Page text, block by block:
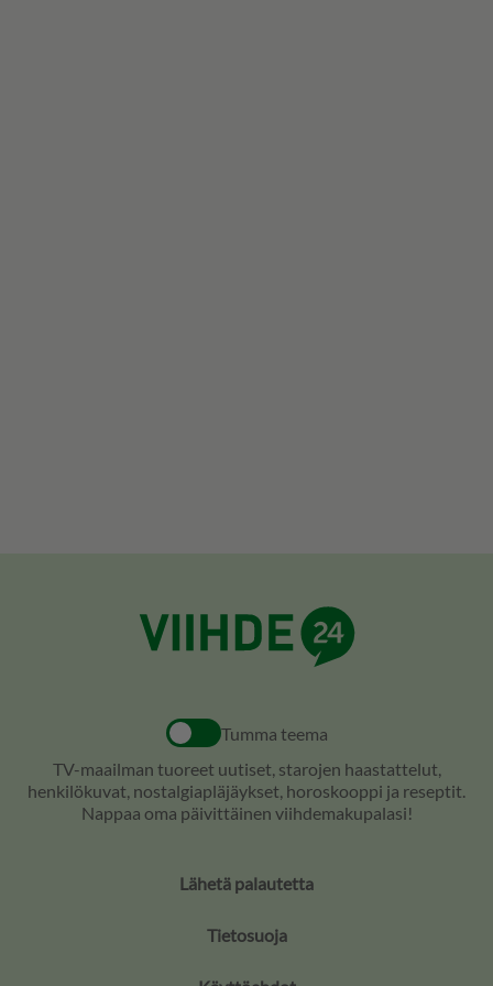
Tumma teema
TV-maailman tuoreet uutiset, starojen haastattelut,
henkilökuvat, nostalgiapläjäykset, horoskooppi ja reseptit.
Nappaa oma päivittäinen viihdemakupalasi!
Lähetä palautetta
Tietosuoja